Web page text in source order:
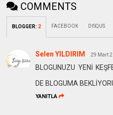
COMMENTS
BLOGGER: 2 FACEBOOK DISQUS
Selen YILDIRIM 29 Mart
BLOGUNUZU YENİ
DE BLOGUMA
YANITLA